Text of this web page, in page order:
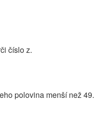
číslo z.
polovina menší než 49.